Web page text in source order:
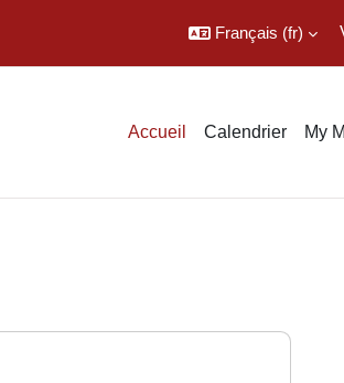
Français ‎(fr)‎
Accueil Calendrier My